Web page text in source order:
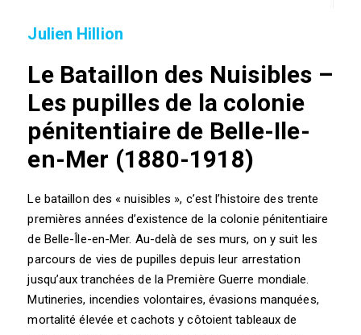
Julien Hillion
Le Bataillon des Nuisibles –
Les pupilles de la colonie
pénitentiaire de Belle-Ile-
en-Mer (1880-1918)
Le bataillon des « nuisibles », c’est l’histoire des trente
premières années d’existence de la colonie pénitentiaire
de Belle-Île-en-Mer. Au-delà de ses murs, on y suit les
parcours de vies de pupilles depuis leur arrestation
jusqu’aux tranchées de la Première Guerre mondiale.
Mutineries, incendies volontaires, évasions manquées,
mortalité élevée et cachots y côtoient tableaux de